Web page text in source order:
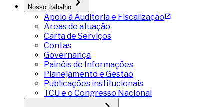
Nosso trabalho
Apoio à Auditoria e Fiscalização
Áreas de atuação
Carta de Serviços
Contas
Governança
Painéis de Informações
Planejamento e Gestão
Publicações institucionais
TCU e o Congresso Nacional